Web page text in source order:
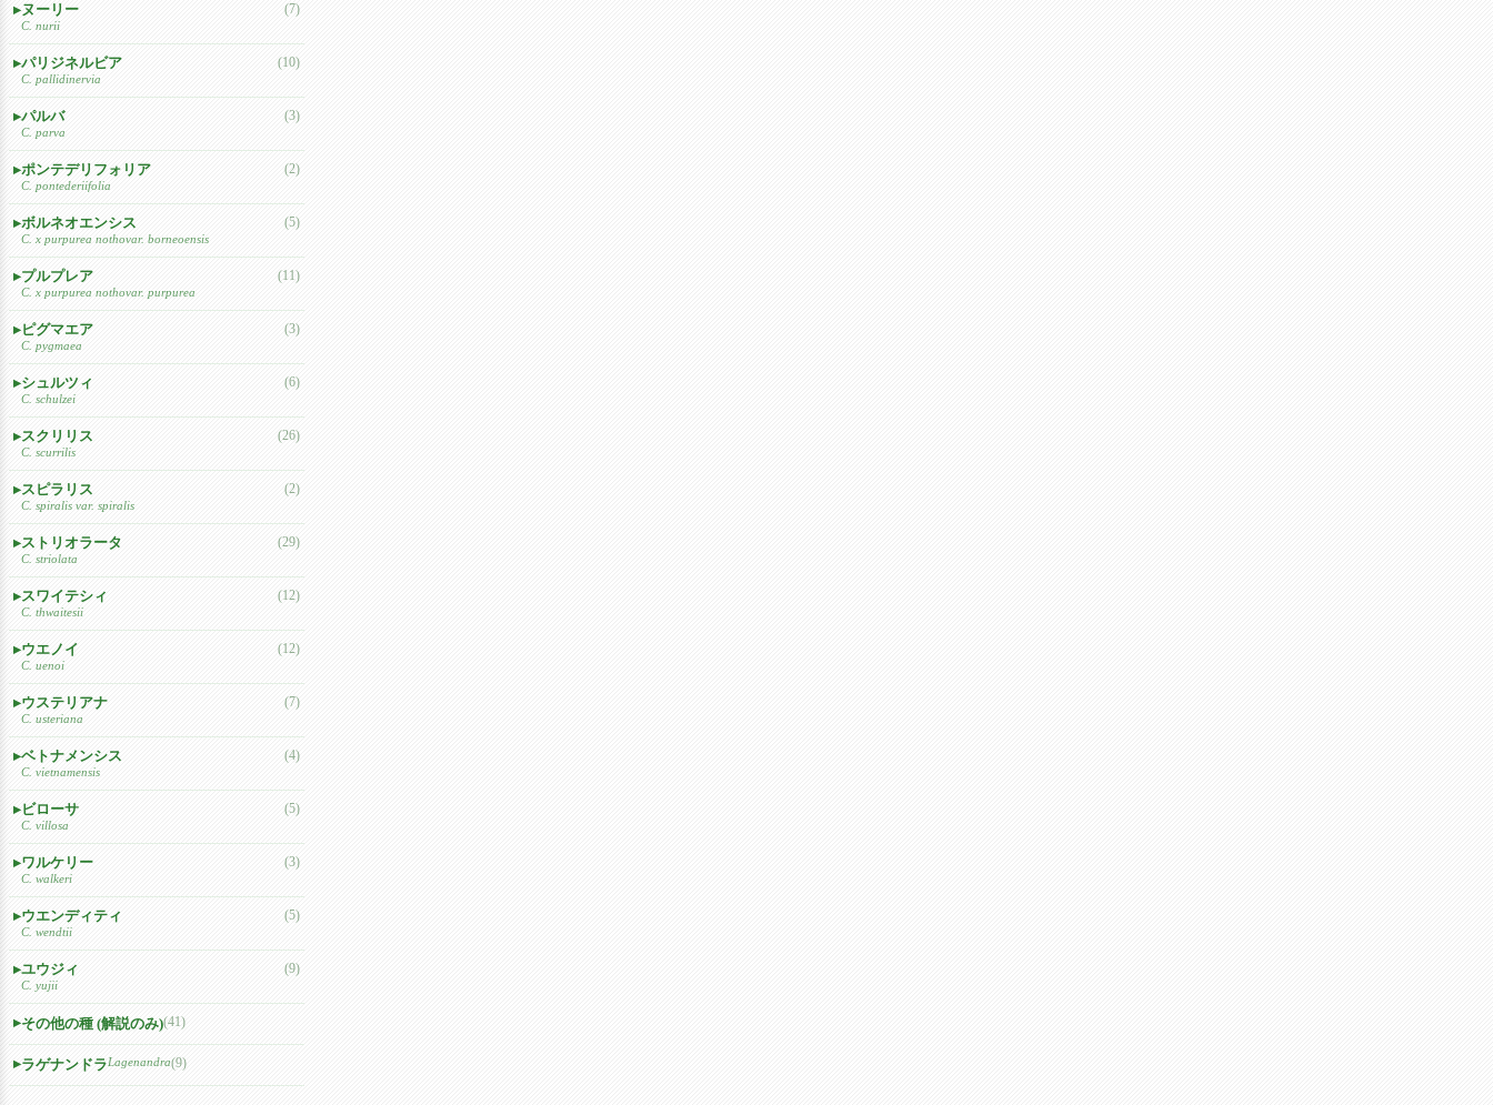
ヌーリー
C. nurii
(7)
パリジネルビア
C. pallidinervia
(10)
パルバ
C. parva
(3)
ポンテデリフォリア
C. pontederiifolia
(2)
ボルネオエンシス
C. x purpurea nothovar. borneoensis
(5)
プルプレア
C. x purpurea nothovar. purpurea
(11)
ピグマエア
C. pygmaea
(3)
シュルツィ
C. schulzei
(6)
スクリリス
C. scurrilis
(26)
スピラリス
C. spiralis var. spiralis
(2)
ストリオラータ
C. striolata
(29)
スワイテシィ
C. thwaitesii
(12)
ウエノイ
C. uenoi
(12)
ウステリアナ
C. usteriana
(7)
ベトナメンシス
C. vietnamensis
(4)
ビローサ
C. villosa
(5)
ワルケリー
C. walkeri
(3)
ウエンディティ
C. wendtii
(5)
ユウジィ
C. yujii
(9)
その他の種 (解説のみ)(41)
ラゲナンドラLagenandra(9)